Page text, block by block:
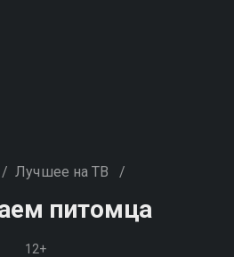
/ Лучшее на ТВ /
питомца
12+